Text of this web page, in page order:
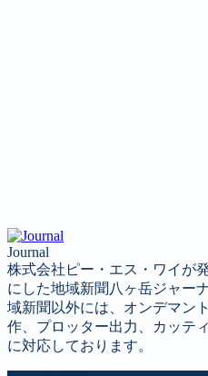
Journal
株式会社ピー・エス・ワイが
にした地域新聞八ヶ岳ジャー
域新聞以外には、オンデマン
作、プロッター出力、カッテ
に対応しております。